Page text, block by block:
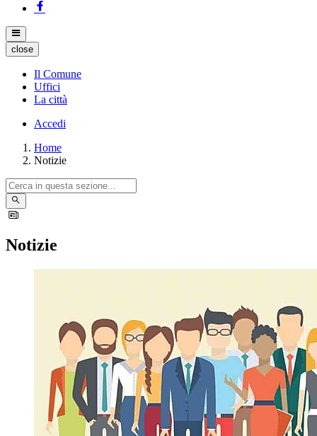
close
Il Comune
Uffici
La città
Accedi
Home
Notizie
Notizie